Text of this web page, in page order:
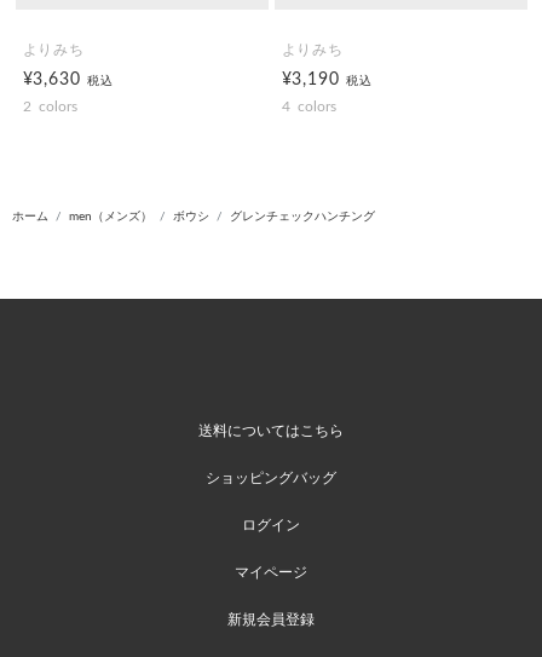
よりみち
¥3,630税込
2 colors
よりみち
¥3,190税込
4 colors
ホーム men（メンズ） ボウシ グレンチェックハンチング
送料についてはこちら
ショッピングバッグ
ログイン
マイページ
新規会員登録